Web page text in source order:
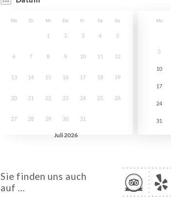
Sie finden uns auch
auf …